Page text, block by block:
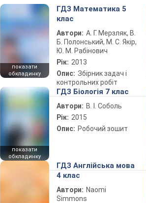
показати
обкладинку
ГДЗ Математика 5
клас
Автори: А. Г. Мерзляк, В.
Б. Полонський, М. С. Якір,
Ю. М. Рабінович
Рік: 2013
Опис: Збірник задач і
контрольних робіт
показати
обкладинку
ГДЗ Біологія 7 клас
Автори: В. І. Соболь
Рік: 2015
Опис: Робочий зошит
ГДЗ Англійська мова
4 клас
Автори: Naomi
Simmons